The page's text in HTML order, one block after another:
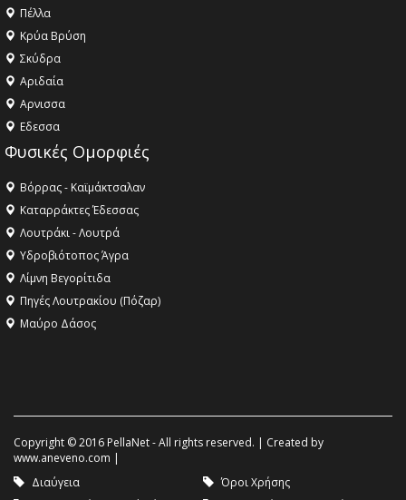
Πέλλα
Κρύα Βρύση
Σκύδρα
Αριδαία
Aρνισσα
Eδεσσα
Φυσικές Ομορφιές
Βόρρας - Καϊμάκτσαλαν
Καταρράκτες Έδεσσας
Λουτράκι - Λουτρά
Υδροβιότοπος Άγρα
Λίμνη Βεγορίτιδα
Πηγές Λουτρακίου (Πόζαρ)
Μαύρο Δάσος
Copyright © 2016 PellaNet - All rights reserved. | Created by
www.aneveno.com |
Διαύγεια
Όροι Χρήσης